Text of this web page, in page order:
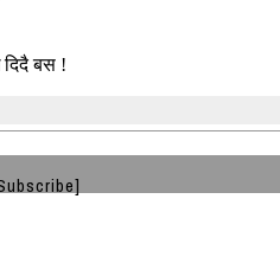
दिदै बस !